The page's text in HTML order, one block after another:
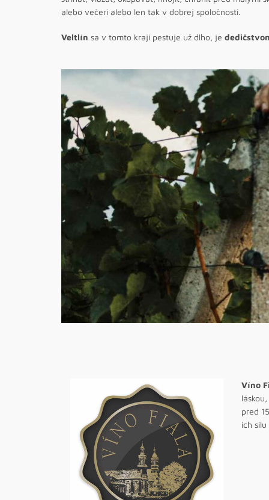
alebo večeri alebo len tak v dobrej spoločnosti.
Veltlín sa v tomto kraji pestuje už dlho, je
Víno
pred
ich